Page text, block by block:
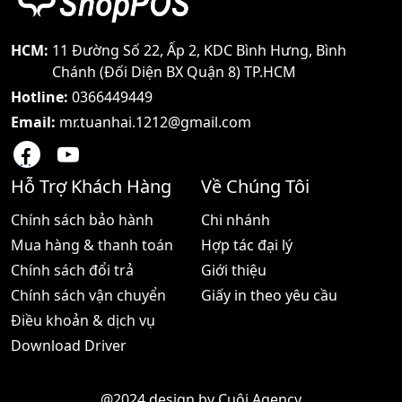
HCM: 11 Đường Số 22, Ấp 2, KDC Bình Hưng, Bình
Chánh (Đối Diện BX Quận 8) TP.HCM
Hotline: 0366449449
Email: mr.tuanhai.1212@gmail.com
Hỗ Trợ Khách Hàng
Chính sách bảo hành
Mua hàng & thanh toán
Chính sách đổi trả
Chính sách vận chuyển
Điều khoản & dịch vụ
Download Driver
Về Chúng Tôi
Chi nhánh
Hợp tác đại lý
Giới thiệu
Giấy in theo yêu cầu